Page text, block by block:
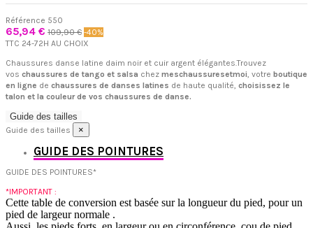
Référence 550
65,94 € 109,90 € -40%
TTC 24-72H AU CHOIX
Chaussures danse latine daim noir et cuir argent élégantes.Trouvez
vos chaussures de tango et salsa chez meschaussuresetmoi, votre boutique
en ligne de chaussures de danses latines de haute qualité, choisissez le
talon et la couleur de vos chaussures de danse.
Guide des tailles
Guide des tailles ×
GUIDE DES POINTURES
GUIDE DES POINTURES*
*IMPORTANT :
Cette table de conversion est basée sur la longueur du pied, pour un
pied de largeur normale .